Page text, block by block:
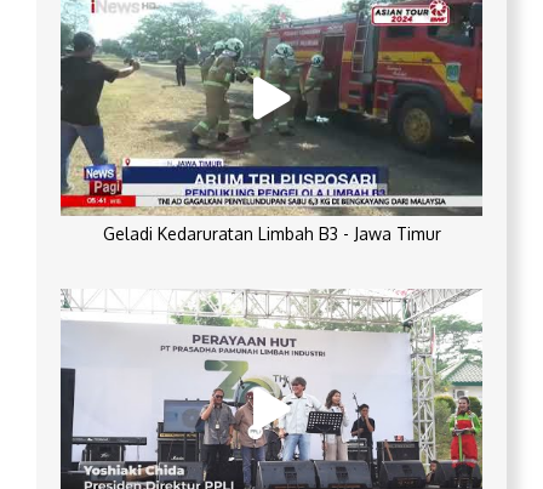
Geladi Kedaruratan Limbah B3 - Jawa Timur